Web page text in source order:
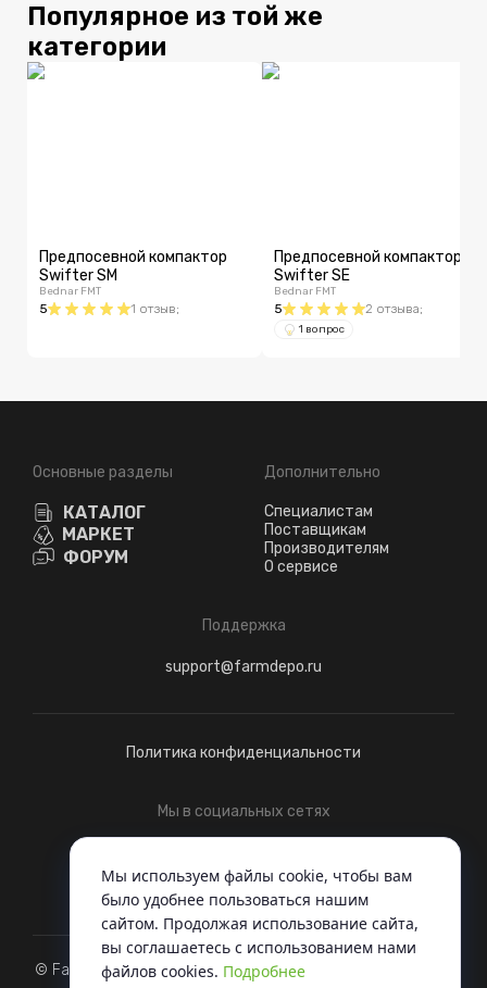
Популярное из той же
категории
Предпосевной компактор
Swifter SM
Bednar FMT
5 1 отзыв;
Предпосевной компактор
Swifter SE
Bednar FMT
5 2 отзыва;
1 вопрос
Основные разделы
КАТАЛОГ
МАРКЕТ
ФОРУМ
Дополнительно
Специалистам
Поставщикам
Производителям
О сервисе
Поддержка
support@farmdepo.ru
Политика конфиденциальности
Мы в социальных сетях
© FarmDepo, 2022 - Когда вся техника под одной крышей
Мы используем файлы cookie, чтобы вам
было удобнее пользоваться нашим
сайтом. Продолжая использование сайта,
вы соглашаетесь c использованием нами
файлов cookies. Подробнее